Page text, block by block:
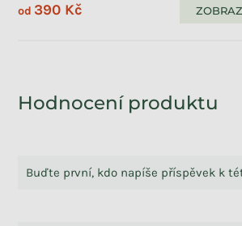
Hodnocení produktu
Buďte první, kdo napíše příspěvek k
od 390 Kč